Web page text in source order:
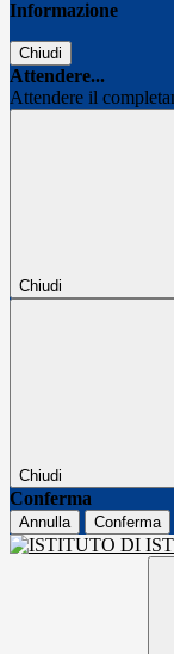
Informazione
Chiudi
Attendere...
Attendere il
Chiudi
Chiudi
Conferma
Annulla Conferma